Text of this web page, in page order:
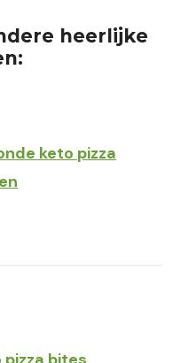
heerlijke
keto pizza